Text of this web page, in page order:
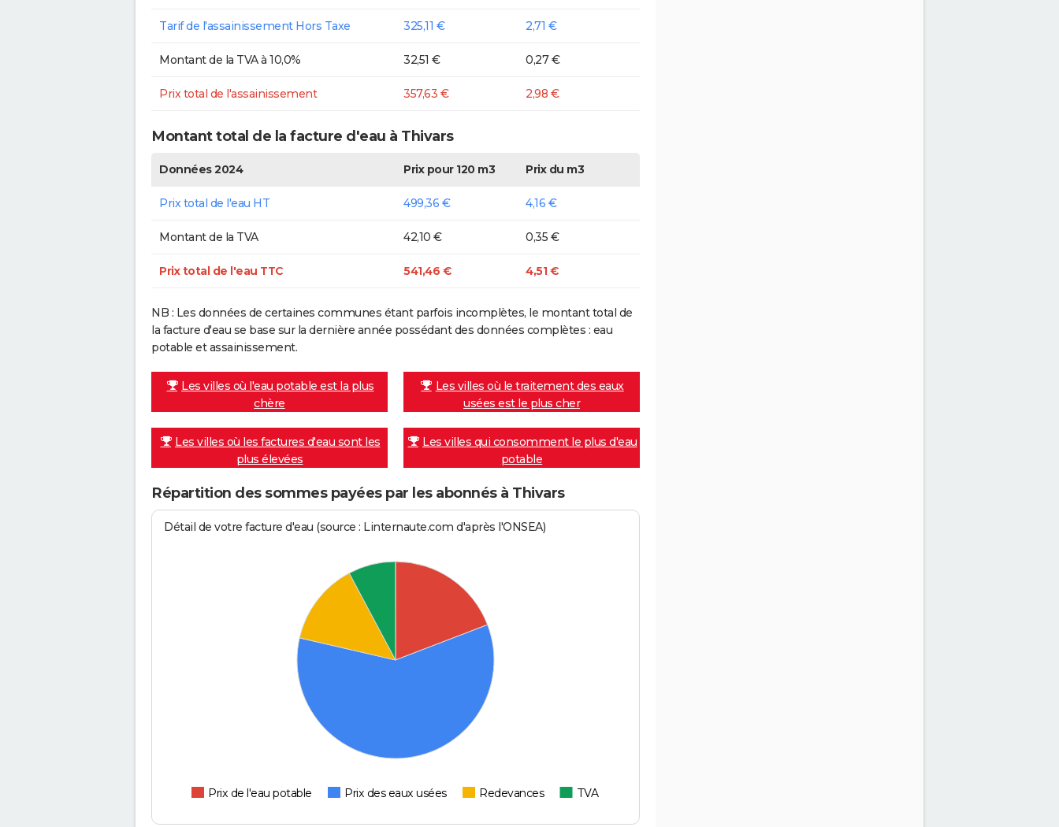
Tarif de l'assainissement Hors Taxe 325,11 € 2,71 €
Montant de la TVA à 10,0% 32,51 € 0,27 €
Prix total de l'assainissement 357,63 € 2,98 €
Montant total de la facture d'eau à Thivars
Données 2024 Prix pour 120 m3 Prix du m3
Prix total de l'eau HT 499,36 € 4,16 €
Montant de la TVA 42,10 € 0,35 €
Prix total de l'eau TTC 541,46 € 4,51 €
NB : Les données de certaines communes étant parfois incomplètes, le montant total de
la facture d'eau se base sur la dernière année possédant des données complètes : eau
potable et assainissement.
Les villes où l'eau potable est la plus
chère
Les villes où le traitement des eaux
usées est le plus cher
Les villes où les factures d'eau sont les
plus élevées
Les villes qui consomment le plus d'eau
potable
Répartition des sommes payées par les abonnés à Thivars
Détail de votre facture d'eau (source : Linternaute.com d'après l'ONSEA)
Prix de l'eau potable Prix des eaux usées Redevances TVA